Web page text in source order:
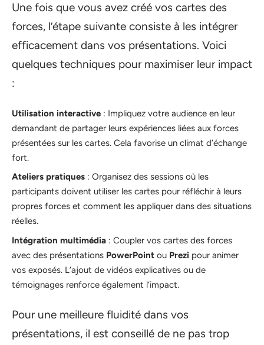
Une fois que vous avez créé vos cartes des
forces, l’étape suivante consiste à les intégrer
efficacement dans vos présentations. Voici
quelques techniques pour maximiser leur impact
:
Utilisation interactive : Impliquez votre audience en leur
demandant de partager leurs expériences liées aux forces
présentées sur les cartes. Cela favorise un climat d’échange
fort.
Ateliers pratiques : Organisez des sessions où les
participants doivent utiliser les cartes pour réfléchir à leurs
propres forces et comment les appliquer dans des situations
réelles.
Intégration multimédia : Coupler vos cartes des forces
avec des présentations PowerPoint ou Prezi pour animer
vos exposés. L’ajout de vidéos explicatives ou de
témoignages renforce également l’impact.
Pour une meilleure fluidité dans vos
présentations, il est conseillé de ne pas trop